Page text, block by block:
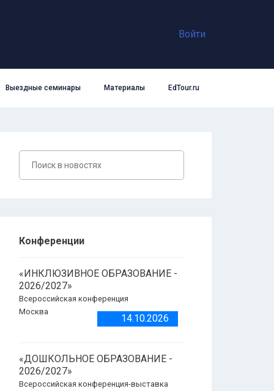
Войти
Выездные семинары Материалы EdTour.ru
Конференции
«ИНКЛЮЗИВНОЕ ОБРАЗОВАНИЕ -
2026/2027»
Всероссийская конференция
Москва
14.10.2026
«ДОШКОЛЬНОЕ ОБРАЗОВАНИЕ -
2026/2027»
Всероссийская конференция-выставка